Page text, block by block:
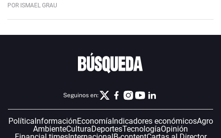
POR ISMAEL GRAU
Seguinos en:
PolíticaInformaciónEconomíaIndicadores económicosAgro
AmbienteCulturaDeportesTecnologíaOpinión